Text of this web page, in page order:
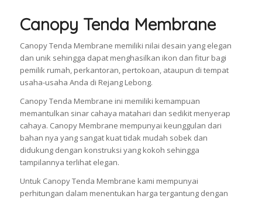
Canopy Tenda Membrane
Canopy Tenda Membrane memiliki nilai desain yang elegan
dan unik sehingga dapat menghasilkan ikon dan fitur bagi
pemilik rumah, perkantoran, pertokoan, ataupun di tempat
usaha-usaha Anda di Rejang Lebong.
Canopy Tenda Membrane ini memiliki kemampuan
memantulkan sinar cahaya matahari dan sedikit menyerap
cahaya. Canopy Membrane mempunyai keunggulan dari
bahan nya yang sangat kuat tidak mudah sobek dan
didukung dengan konstruksi yang kokoh sehingga
tampilannya terlihat elegan.
Untuk Canopy Tenda Membrane kami mempunyai
perhitungan dalam menentukan harga tergantung dengan